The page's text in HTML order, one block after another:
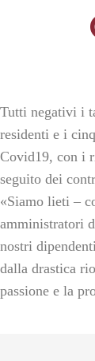
Tutti negativi i
residenti e i
Covid19, con i
seguito dei
«Siamo lieti –
amministratori
nostri
dalla drastica
passione e la